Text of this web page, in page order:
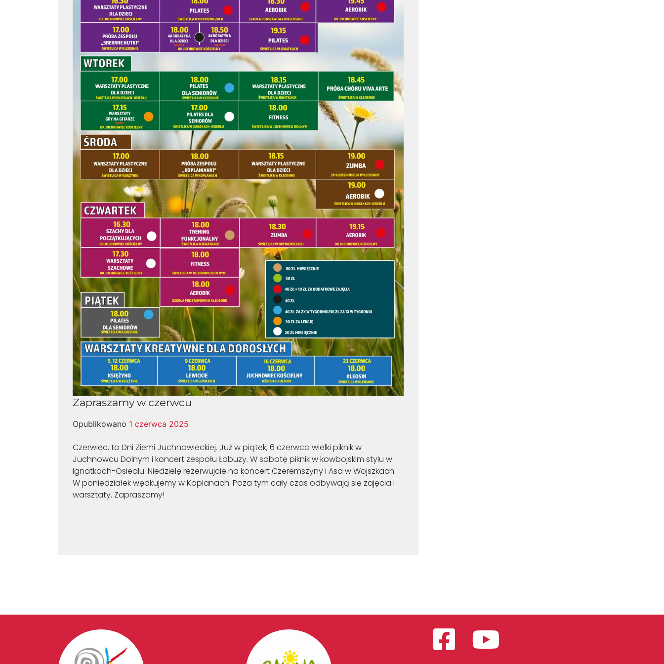
Zapraszamy w czerwcu
Opublikowano 1 czerwca 2025
Czerwiec, to Dni Ziemi Juchnowieckiej. Już w piątek, 6 czerwca wielki piknik w
Juchnowcu Dolnym i koncert zespołu Łobuzy. W sobotę piknik w kowbojskim stylu w
Ignatkach-Osiedlu. Niedzielę rezerwujcie na koncert Czeremszyny i Asa w Wojszkach.
W poniedziałek wędkujemy w Koplanach. Poza tym cały czas odbywają się zajęcia i
warsztaty. Zapraszamy!